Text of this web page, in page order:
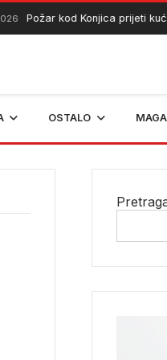
kod Konjica prijeti kućama
OSTALO